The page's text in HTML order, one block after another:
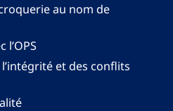
au nom de
l’OPS
et des conflits